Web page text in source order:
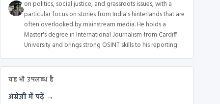
on politics, social justice, and grassroots issues, with a
particular focus on stories from India's hinterlands that are
often overlooked by mainstream media. He holds a
Master's degree in International Journalism from Cardiff
University and brings strong OSINT skills to his reporting.
यह भी उपलब्ध है
अंग्रेज़ी में पढ़ें →